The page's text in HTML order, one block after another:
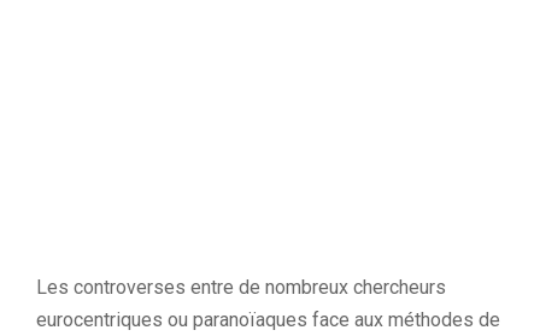
Les controverses entre de nombreux chercheurs
eurocentriques ou paranoïaques face aux méthodes de